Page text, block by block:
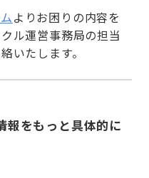
よりお困りの内容を
ル運営事務局の担当
いたします。
報をもっと具体的に